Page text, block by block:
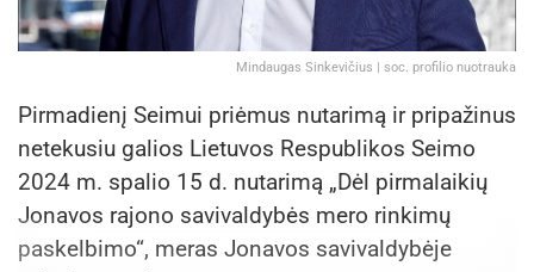
Mindaugas Sinkevičius | soc. profilio nuotrauka
Pirmadienį Seimui priėmus nutarimą ir pripažinus
netekusiu galios Lietuvos Respublikos Seimo
2024 m. spalio 15 d. nutarimą „Dėl pirmalaikių
Jonavos rajono savivaldybės mero rinkimų
paskelbimo“, meras Jonavos savivaldybėje